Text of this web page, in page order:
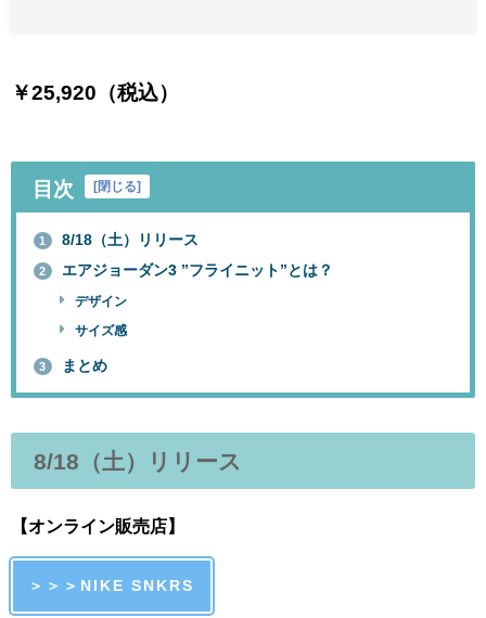
￥25,920（税込）
目次 [閉じる]
1 8/18（土）リリース
2 エアジョーダン3 ”フライニット”とは？
デザイン
サイズ感
3 まとめ
8/18 （土）リリース
【オンライン販売店】
＞＞＞NIKE SNKRS